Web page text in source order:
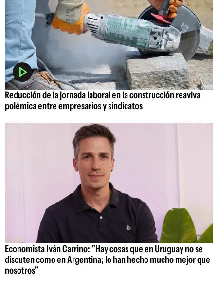
Reducción de la jornada laboral en la construcción reaviva
polémica entre empresarios y sindicatos
Economista Iván Carrino: "Hay cosas que en Uruguay no se
discuten como en Argentina; lo han hecho mucho mejor que
nosotros"